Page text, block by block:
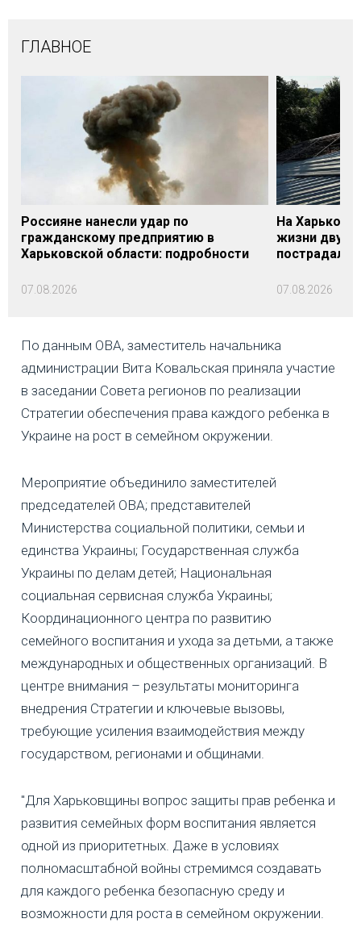
ГЛАВНОЕ
Россияне нанесли удар по
гражданскому предприятию в
Харьковской области: подробности
07.08.2026
На
жизни двух
пострадали
07.08.2026
По данным ОВА, заместитель начальника
администрации Вита Ковальская приняла участие
в заседании Совета регионов по реализации
Стратегии обеспечения права каждого ребенка в
Украине на рост в семейном окружении.
Мероприятие объединило заместителей
председателей ОВА; представителей
Министерства социальной политики, семьи и
единства Украины; Государственная служба
Украины по делам детей; Национальная
социальная сервисная служба Украины;
Координационного центра по развитию
семейного воспитания и ухода за детьми, а также
международных и общественных организаций. В
центре внимания – результаты мониторинга
внедрения Стратегии и ключевые вызовы,
требующие усиления взаимодействия между
государством, регионами и общинами.
"Для Харьковщины вопрос защиты прав ребенка и
развития семейных форм воспитания является
одной из приоритетных. Даже в условиях
полномасштабной войны стремимся создавать
для каждого ребенка безопасную среду и
возможности для роста в семейном окружении.